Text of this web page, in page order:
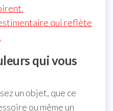
qui reflète
qui vous
un objet, que ce
ou même un